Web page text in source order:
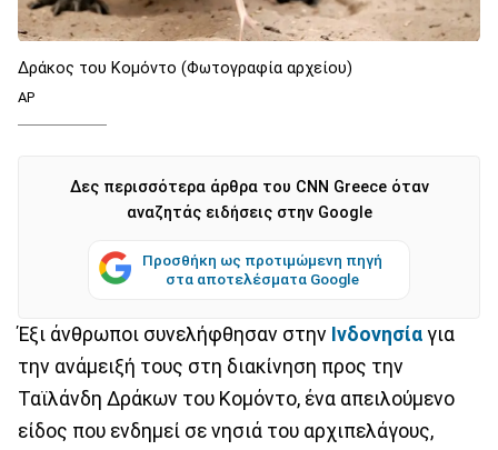
Δράκος του Κομόντο (Φωτογραφία αρχείου)
AP
Δες περισσότερα άρθρα του CNN Greece όταν
αναζητάς ειδήσεις στην Google
Προσθήκη ως προτιμώμενη πηγή
στα αποτελέσματα Google
Έξι άνθρωποι συνελήφθησαν στην Ινδονησία για
την ανάμειξή τους στη διακίνηση προς την
Ταϊλάνδη Δράκων του Κομόντο, ένα απειλούμενο
είδος που ενδημεί σε νησιά του αρχιπελάγους,